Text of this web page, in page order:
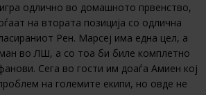
одлично во домашното првенство,
на втората позиција со одлична
Рен. Марсеј има една цел, а
во ЛШ, а со тоа би биле комплетно
Сега во гости им доаѓа Амиен кој
на големите екипи, но овде не